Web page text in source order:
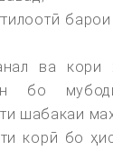
ва кори
бо
шабакаи
корӣ бо